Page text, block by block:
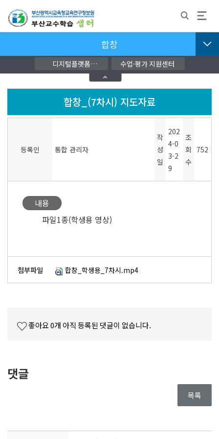
합창
디지털플랫폼
교단지원자료
수업·평가 지원센터
합창_(7차시) 지도자료
등록인 통합 관리자
작
성
일
202
4-0
3-2
9
조
회
수
752
내용
파일1종(학생용 영상)
첨부파일 합창_학생용_7차시.mp4
좋아요0개 아직 등록된 댓글이 없습니다.
댓글
목록